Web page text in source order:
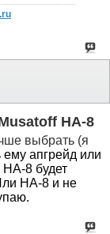
HA-8
выбрать (я
ему апгрейд или
HA-8 будет
HA-8 и не